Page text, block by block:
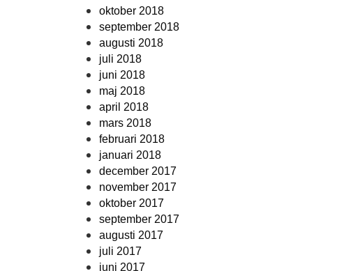
oktober 2018
september 2018
augusti 2018
juli 2018
juni 2018
maj 2018
april 2018
mars 2018
februari 2018
januari 2018
december 2017
november 2017
oktober 2017
september 2017
augusti 2017
juli 2017
juni 2017